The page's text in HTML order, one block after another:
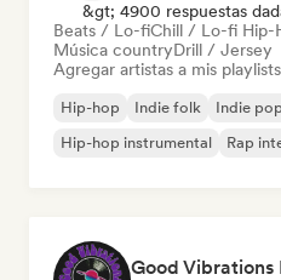
&gt; 4900 respuestas
Beats / Lo-fiChill / Lo-fi Hip-
Música countryDrill / Jersey
Agregar artistas a mis
Hip-hop Indie folk Indie pop
Hip-hop instrumental
Rap
Good Vibrations